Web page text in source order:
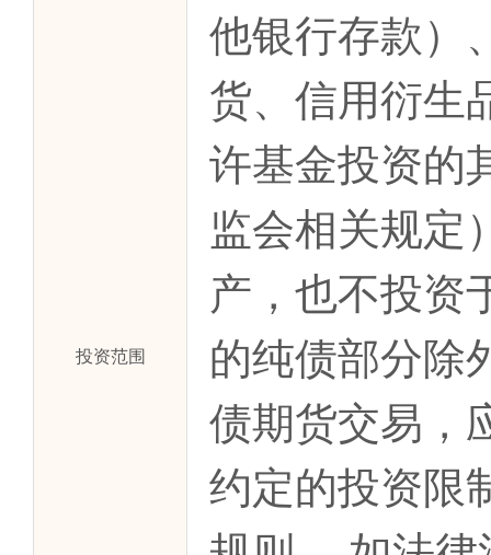
投资范围
他银行存款）
货、信用衍生
许基金投资的
监会相关规定
产，也不投资
的纯债部分除
债期货交易，
约定的投资限